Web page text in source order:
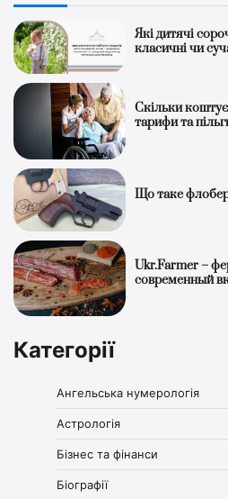
Які дитячі
класичні чи
Скільки коштує
тарифи та
Що таке
Ukr.Farmer –
современный
Категорії
Ангельська нумерологія
Астрологія
Бізнес та фінанси
Біографії